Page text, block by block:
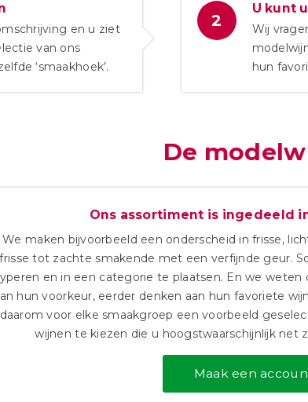
en u ziet
van ons
‘smaakhoek’.
2
U kunt
Wij
hun
De
Ons assortiment is ingedeeld
We maken bijvoorbeeld een onderscheid in frisse,
frisse tot zachte smakende met een verfijnde geur.
en in een categorie te plaatsen. En we weten
hun voorkeur, eerder denken aan hun favoriete
daarom voor elke smaakgroep een voorbeeld
wijnen te kiezen die u hoogstwaarschijnlijk net
Maak een